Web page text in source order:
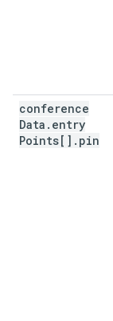
conference
Data . entry
Points[] . pin